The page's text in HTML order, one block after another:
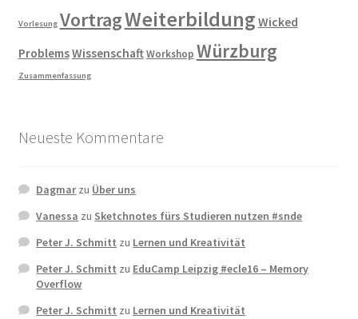
Vorlesung VortragWeiterbildung Wicked
ProblemsWissenschaftWorkshop Würzburg
Zusammenfassung
Neueste Kommentare
Dagmarzu Über uns
Vanessa zu Sketchnotes fürs Studieren nutzen #snde
Peter J. Schmitt zu Lernen und Kreativität
Peter J. Schmitt zu EduCamp Leipzig #ecle16 – Memory
Overflow
Peter J. Schmitt zu Lernen und Kreativität